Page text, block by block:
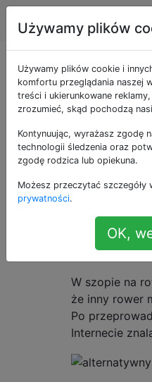
Rowery
Czy
są tego
47 Dojeżdżam do
stromych. Mój
ochroną przed
W szopie na
że inny rower
Po
Internecie
Używamy plików
Używamy plików cookie i
komfortu przeglądania naszej
treści i ukierunkowane
zrozumieć, skąd pochodzą
Kontynuując, wyrażasz zgodę
technologii śledzenia oraz
zgodę rodzica lub opiekuna.
Możesz przeczytać szczegóły
prywatności.
OK,